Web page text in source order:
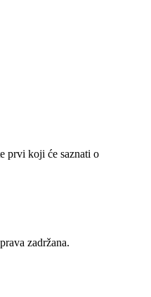
prvi koji će saznati o
zadržana.